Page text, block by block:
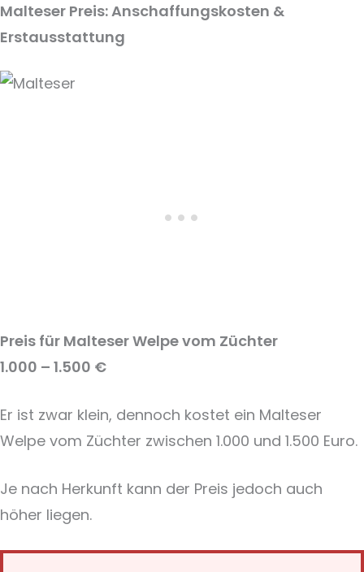
Malteser Preis: Anschaffungskosten &
Erstausstattung
Preis für Malteser Welpe vom Züchter
1.000 – 1.500 €
Er ist zwar klein, dennoch kostet ein Malteser
Welpe vom Züchter zwischen 1.000 und 1.500 Euro.
Je nach Herkunft kann der Preis jedoch auch
höher liegen.